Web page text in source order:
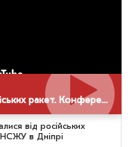
Як журналісти рятувалися від російських ракет. Конференція НСЖУ в Дніпрі
від російських
в Дніпрі